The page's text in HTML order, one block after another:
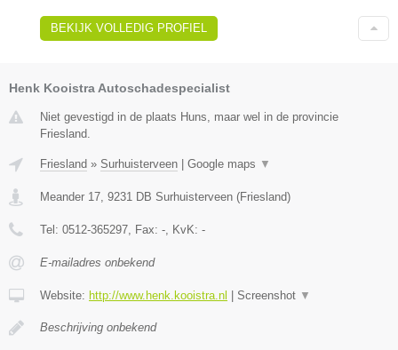
BEKIJK VOLLEDIG PROFIEL
Henk Kooistra Autoschadespecialist
Niet gevestigd in de plaats Huns, maar wel in de provincie
Friesland.
Friesland » Surhuisterveen | Google maps ▼
Meander 17 9231 DB Surhuisterveen (Friesland)
Tel: 0512-365297 , Fax: - , KvK: -
E-mailadres onbekend
Website: http://www.henk.kooistra.nl | Screenshot ▼
Beschrijving onbekend